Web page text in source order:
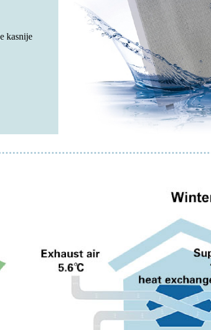
kasnije